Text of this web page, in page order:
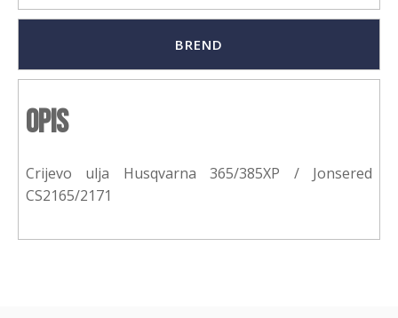
BREND
Opis
Crijevo ulja Husqvarna 365/385XP / Jonsered
CS2165/2171